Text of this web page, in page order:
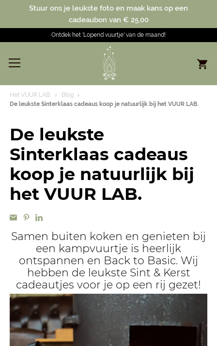
Stuur ons je leukste foto en maak kans op een
cadeaubon van € 25,00
Ontdek het 'Lopend vuurtje' van de maand!
Het VUUR LAB.
Blog
De leukste Sinterklaas cadeaus koop je natuurlijk bij het VUUR LAB.
De leukste
Sinterklaas cadeaus
koop je natuurlijk bij
het VUUR LAB.
Samen buiten koken en genieten bij
een kampvuurtje is heerlijk
ontspannen en Back to Basic. Wij
hebben de leukste Sint & Kerst
cadeautjes voor je op een rij gezet!